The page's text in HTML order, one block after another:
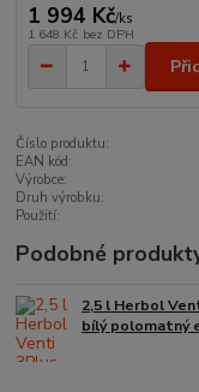
1 994 Kč/ks
1 648 Kč bez DPH
Číslo produktu:
EAN kód:
Výrobce:
Druh výrobku:
Použití:
Podobné
2,5 l Herbol
bílý polomatný